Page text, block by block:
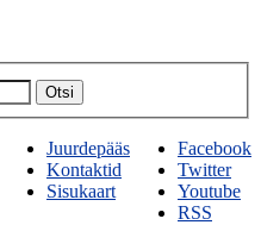
Otsi
Facebook
Twitter
Youtube
RSS
Juurdepääs
Kontaktid
Sisukaart